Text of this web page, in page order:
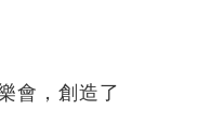
會，創造了